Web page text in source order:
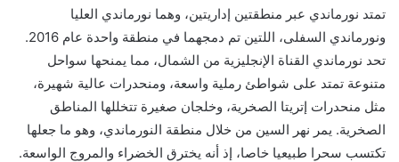
تمتد نورماندي عبر منطقتين إداريتين، وهما نورماندي العليا
ونورماندي السفلى، اللتين تم دمجهما في منطقة واحدة عام 2016.
تحد نورماندي القناة الإنجليزية من الشمال، مما يمنحها سواحل
متنوعة تمتد على شواطئ رملية واسعة، ومنحدرات عالية شهيرة،
مثل منحدرات إتريتا الصخرية، وخلجان صغيرة تتخللها المناطق
الصخرية. يمر نهر السين من خلال منطقة النورماندي، وهو ما جعلها
تكتسب سحرا طبيعيا خاصا، إذ أنه يخترق الخضراء والمروج الواسعة.